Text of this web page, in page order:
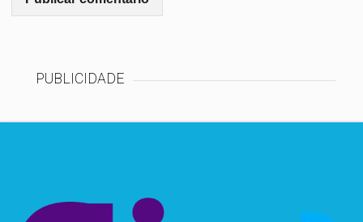
PUBLICIDADE